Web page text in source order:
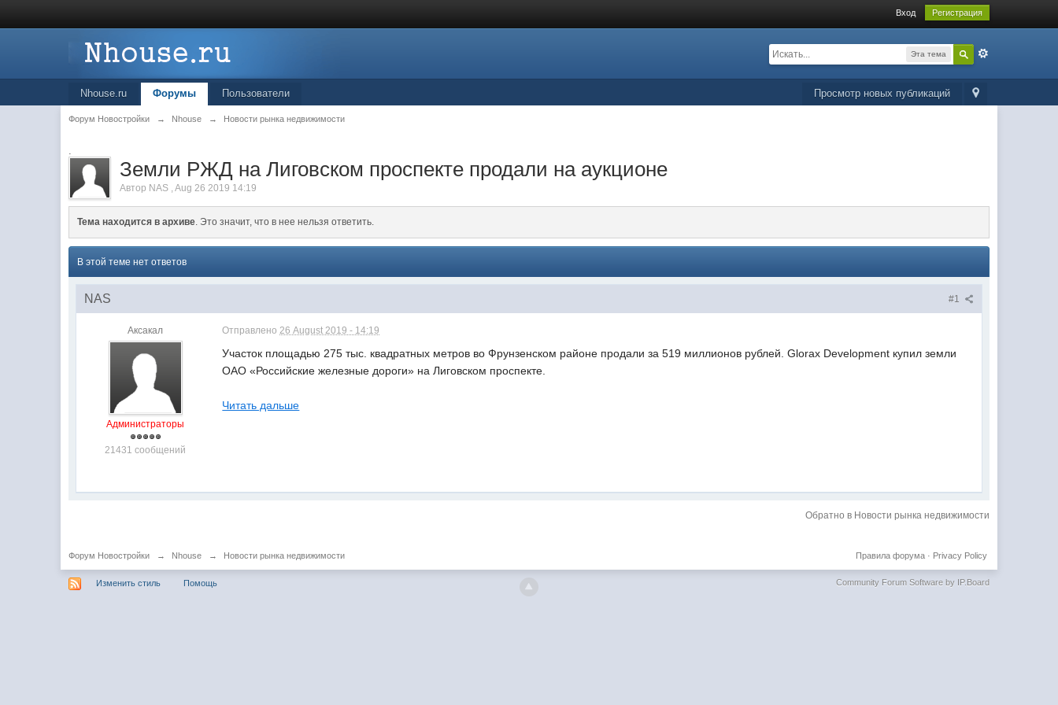
Вход Регистрация
Эта тема
Просмотр новых публикаций
Nhouse.ru Форумы Пользователи
Форум Новостройки → Nhouse → Новости рынка недвижимости
.
Земли РЖД на Лиговском проспекте продали на аукционе
Автор NAS ,Aug 26 2019 14:19
Тема находится в архиве. Это значит, что в нее нельзя ответить.
В этой теме нет ответов
#1
NAS
Аксакал
Администраторы
21431 сообщений
Отправлено26 August 2019 - 14:19
Участок площадью 275 тыс. квадратных метров во Фрунзенском районе продали за 519 миллионов рублей. Glorax Development купил земли
ОАО «Российские железные дороги» на Лиговском проспекте.
Читать дальше
Обратно в Новости рынка недвижимости
Форум Новостройки → Nhouse → Новости рынка недвижимости Privacy Policy
Правила форума·
Изменить стиль Помощь Community Forum Software by IP.Board